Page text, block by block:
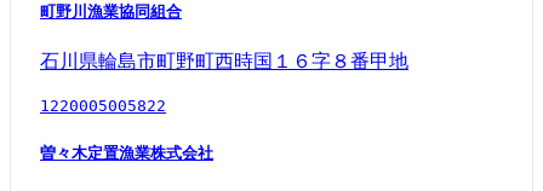
町野川漁業協同組合
石川県輪島市町野町西時国１６字８番甲地
1220005005822
曽々木定置漁業株式会社